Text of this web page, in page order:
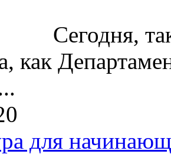
Сегодня,
как
для